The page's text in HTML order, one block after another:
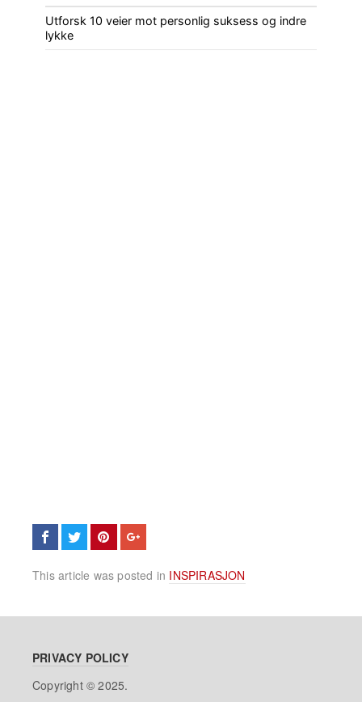
Utforsk 10 veier mot personlig suksess og indre
lykke
This article was posted in INSPIRASJON
PRIVACY POLICY
Copyright © 2025.